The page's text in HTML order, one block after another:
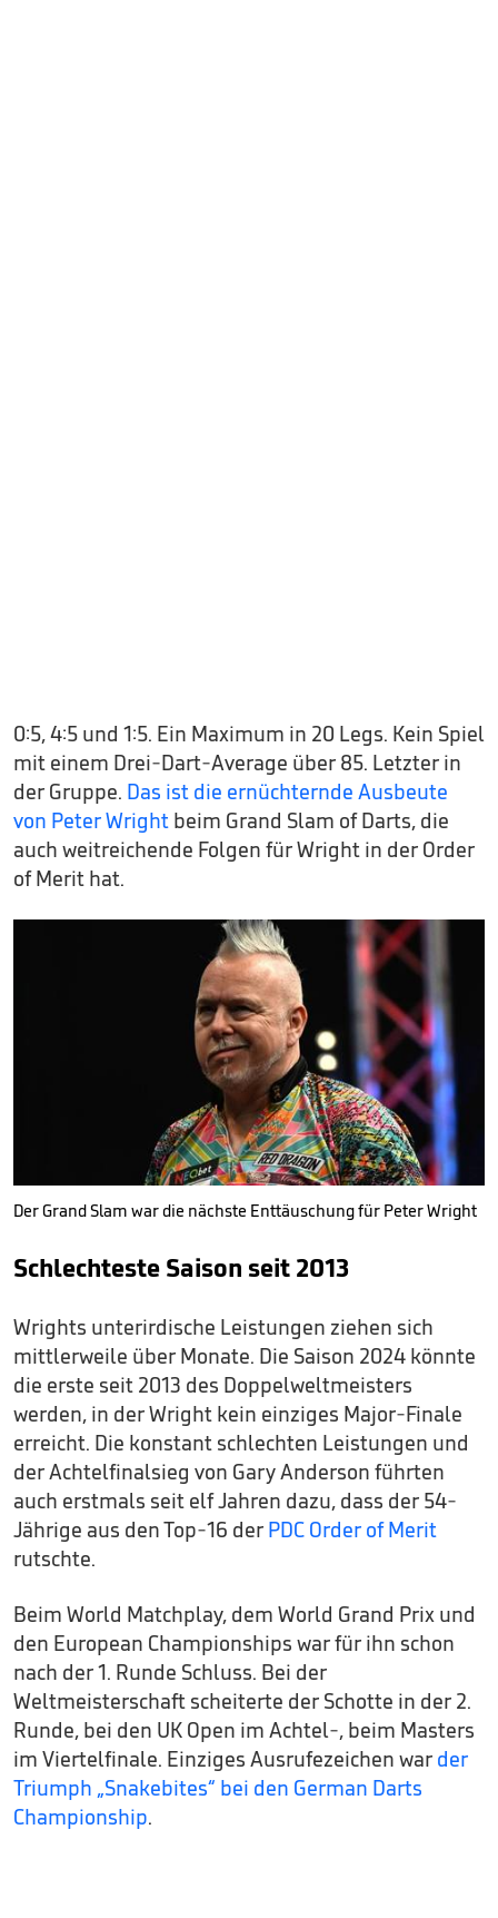
0:5, 4:5 und 1:5. Ein Maximum in 20 Legs. Kein Spiel
mit einem Drei-Dart-Average über 85. Letzter in
der Gruppe. Das ist die ernüchternde Ausbeute
von Peter Wright beim Grand Slam of Darts, die
auch weitreichende Folgen für Wright in der Order
of Merit hat.
Der Grand Slam war die nächste Enttäuschung für Peter Wright
Schlechteste Saison seit 2013
Wrights unterirdische Leistungen ziehen sich
mittlerweile über Monate. Die Saison 2024 könnte
die erste seit 2013 des Doppelweltmeisters
werden, in der Wright kein einziges Major-Finale
erreicht. Die konstant schlechten Leistungen und
der Achtelfinalsieg von Gary Anderson führten
auch erstmals seit elf Jahren dazu, dass der 54-
Jährige aus den Top-16 der PDC Order of Merit
rutschte.
Beim World Matchplay, dem World Grand Prix und
den European Championships war für ihn schon
nach der 1. Runde Schluss. Bei der
Weltmeisterschaft scheiterte der Schotte in der 2.
Runde, bei den UK Open im Achtel-, beim Masters
im Viertelfinale. Einziges Ausrufezeichen war der
Triumph „Snakebites“ bei den German Darts
Championship.